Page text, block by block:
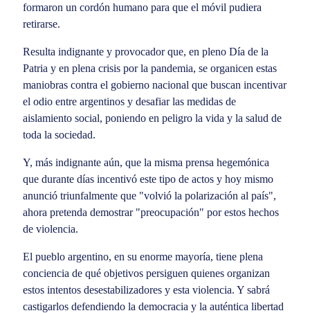
formaron un cordón humano para que el móvil pudiera
retirarse.
Resulta indignante y provocador que, en pleno Día de la
Patria y en plena crisis por la pandemia, se organicen estas
maniobras contra el gobierno nacional que buscan incentivar
el odio entre argentinos y desafiar las medidas de
aislamiento social, poniendo en peligro la vida y la salud de
toda la sociedad.
Y, más indignante aún, que la misma prensa hegemónica
que durante días incentivó este tipo de actos y hoy mismo
anunció triunfalmente que "volvió la polarización al país",
ahora pretenda demostrar "preocupación" por estos hechos
de violencia.
El pueblo argentino, en su enorme mayoría, tiene plena
conciencia de qué objetivos persiguen quienes organizan
estos intentos desestabilizadores y esta violencia. Y sabrá
castigarlos defendiendo la democracia y la auténtica libertad